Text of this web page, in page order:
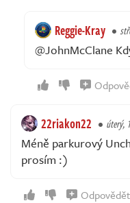
Reggie-Kray
@JohnMcClane
22riakon22 úterý,
Méně parkurový
prosím :)
Odpovědět